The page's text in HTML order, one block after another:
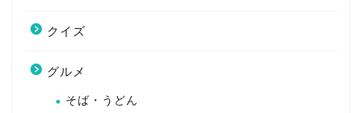
クイズ
グルメ
そば・うどん